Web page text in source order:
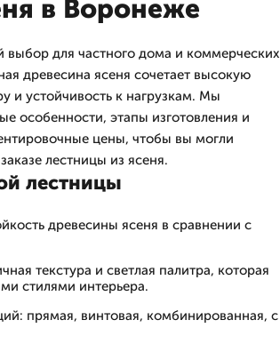
в Воронеже
для частного дома и коммерческих
древесина ясеня сочетает высокую
и устойчивость к нагрузкам. Мы
особенности, этапы изготовления и
цены, чтобы вы могли
лестницы из ясеня.
лестницы
древесины ясеня в сравнении с
текстура и светлая палитра, которая
стилями интерьера.
прямая, винтовая, комбинированная, с